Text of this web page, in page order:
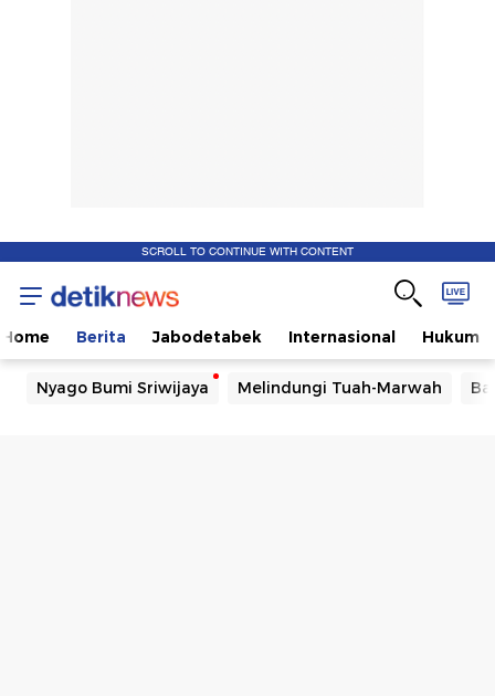
SCROLL TO CONTINUE WITH CONTENT
Home Berita Jabodetabek Internasional Hukum
Nyago Bumi Sriwijaya Melindungi Tuah-Marwah